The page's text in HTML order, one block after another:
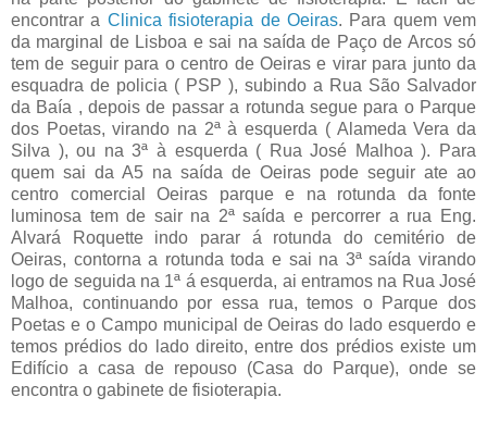
encontrar a Clinica fisioterapia de Oeiras. Para quem vem
da marginal de Lisboa e sai na saída de Paço de Arcos só
tem de seguir para o centro de Oeiras e virar para junto da
esquadra de policia ( PSP ), subindo a Rua São Salvador
da Baía , depois de passar a rotunda segue para o Parque
dos Poetas, virando na 2ª à esquerda ( Alameda Vera da
Silva ), ou na 3ª à esquerda ( Rua José Malhoa ). Para
quem sai da A5 na saída de Oeiras pode seguir ate ao
centro comercial Oeiras parque e na rotunda da fonte
luminosa tem de sair na 2ª saída e percorrer a rua Eng.
Alvará Roquette indo parar á rotunda do cemitério de
Oeiras, contorna a rotunda toda e sai na 3ª saída virando
logo de seguida na 1ª á esquerda, ai entramos na Rua José
Malhoa, continuando por essa rua, temos o Parque dos
Poetas e o Campo municipal de Oeiras do lado esquerdo e
temos prédios do lado direito, entre dos prédios existe um
Edifício a casa de repouso (Casa do Parque), onde se
encontra o gabinete de fisioterapia.